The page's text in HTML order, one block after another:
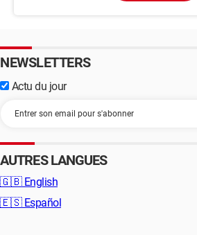
NEWSLETTERS
Actu du jour
AUTRES LANGUES
🇬🇧 English
🇪🇸 Español